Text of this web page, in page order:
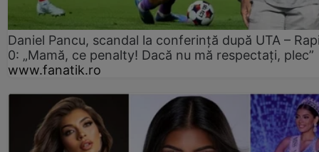
Daniel Pancu, scandal la conferință după UTA –
0: „Mamă, ce penalty! Dacă nu mă respectați, plec”
www.fanatik.ro